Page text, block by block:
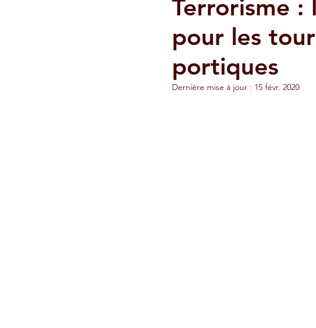
Alimentation Evénements
Terrorisme :
pour les
portiques
Dernière mise à jour : 15 févr. 2020